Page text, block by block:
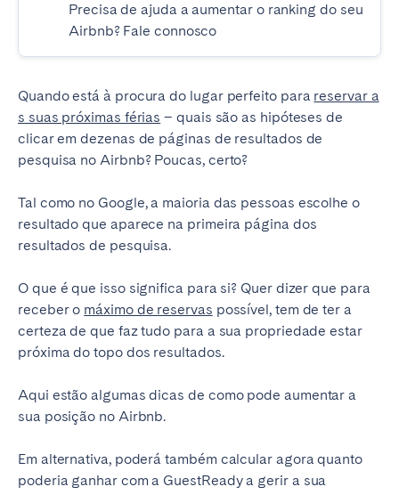
Precisa de ajuda a aumentar o ranking do seu
Airbnb? Fale connosco
Quando está à procura do lugar perfeito para reservar a
s suas próximas férias – quais são as hipóteses de
clicar em dezenas de páginas de resultados de
pesquisa no Airbnb? Poucas, certo?
Tal como no Google, a maioria das pessoas escolhe o
resultado que aparece na primeira página dos
resultados de pesquisa.
O que é que isso significa para si? Quer dizer que para
receber o máximo de reservas possível, tem de ter a
certeza de que faz tudo para a sua propriedade estar
próxima do topo dos resultados.
Aqui estão algumas dicas de como pode aumentar a
sua posição no Airbnb.
Em alternativa, poderá também calcular agora quanto
poderia ganhar com a GuestReady a gerir a sua